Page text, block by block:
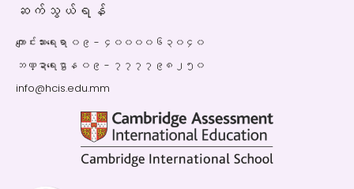
ဆက်သွယ်ရန်
ကျောင်းသားရေးရာ ၀၉ - ၄၀၀၀၀၆၃၀၄၀
ဘဏ္ဍာရေးဌာန ၀၉ - ၇၇၇၇၉၈၂၅၀
info@hcis.edu.mm